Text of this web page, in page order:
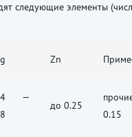
следующие элементы
Zn
—
до 0.25
0.15